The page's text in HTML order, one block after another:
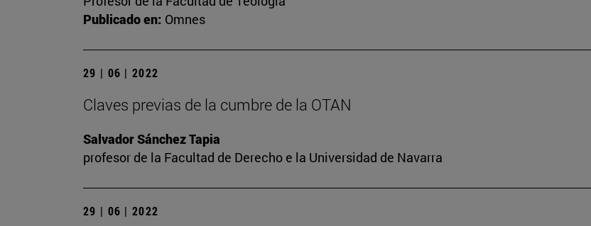
Publicado en: Omnes
29 | 06 | 2022
Claves previas de la cumbre de la OTAN
Salvador Sánchez Tapia
profesor de la Facultad de Derecho e la Universidad de Navarra
29 | 06 | 2022